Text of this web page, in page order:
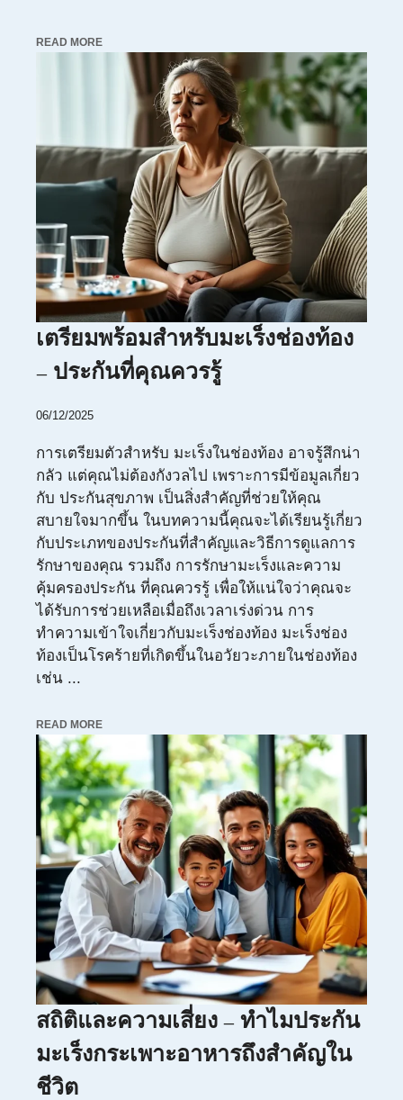
READ MORE
เตรียมพร้อมสำหรับมะเร็งช่องท้อง
– ประกันที่คุณควรรู้
06/12/2025
การเตรียมตัวสำหรับ มะเร็งในช่องท้อง อาจรู้สึกน่า
กลัว แต่คุณไม่ต้องกังวลไป เพราะการมีข้อมูลเกี่ยว
กับ ประกันสุขภาพ เป็นสิ่งสำคัญที่ช่วยให้คุณ
สบายใจมากขึ้น ในบทความนี้คุณจะได้เรียนรู้เกี่ยว
กับประเภทของประกันที่สำคัญและวิธีการดูแลการ
รักษาของคุณ รวมถึง การรักษามะเร็งและความ
คุ้มครองประกัน ที่คุณควรรู้ เพื่อให้แน่ใจว่าคุณจะ
ได้รับการช่วยเหลือเมื่อถึงเวลาเร่งด่วน การ
ทำความเข้าใจเกี่ยวกับมะเร็งช่องท้อง มะเร็งช่อง
ท้องเป็นโรคร้ายที่เกิดขึ้นในอวัยวะภายในช่องท้อง
เช่น ...
READ MORE
สถิติและความเสี่ยง – ทำไมประกัน
มะเร็งกระเพาะอาหารถึงสำคัญใน
ชีวิต